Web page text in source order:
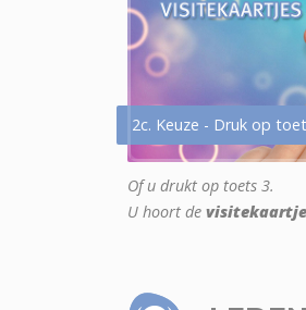
2c. Keuze - Druk op
Of u drukt op toets 3.
U hoort de